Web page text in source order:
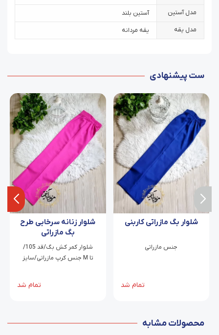
مدل آستین آستین بلند
مدل یقه یقه مردانه
ست پیشنهادی
شلوار بگ مازراتی کاربنی
جنس مازراتی
تمام شد
شلوار زنانه سرخابی طرح
بگ مازراتی
شلوار کمر کش بگ/قد 105/
جنس کرپ مازراتی/سایز M تا
تمام شد
محصولات مشابه